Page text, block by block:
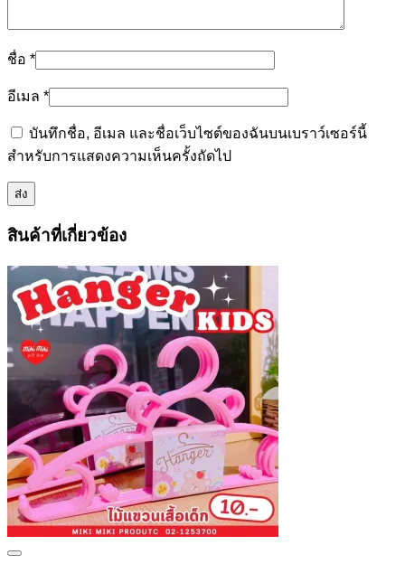
ชื่อ *
อีเมล *
บันทึกชื่อ, อีเมล และชื่อเว็บไซต์ของฉันบนเบราว์เซอร์นี้
สำหรับการแสดงความเห็นครั้งถัดไป
สินค้าที่เกี่ยวข้อง